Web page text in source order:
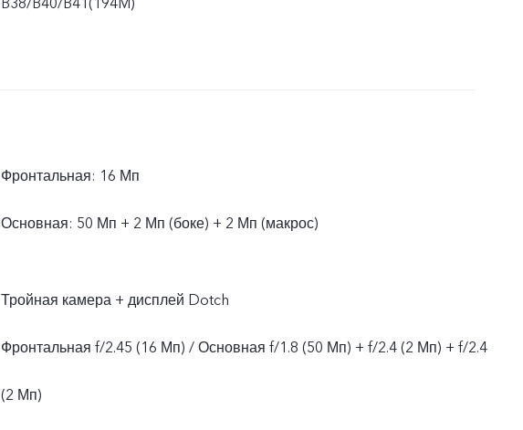
Фронтальная: 16 Мп
Основная: 50 Мп + 2 Мп (боке) + 2 Мп (макрос)
Тройная камера + дисплей Dotch
Фронтальная f/2.45 (16 Мп) / Основная f/1.8 (50 Мп) + f/2.4 (2 Мп) + f/2.4
(2 Мп)